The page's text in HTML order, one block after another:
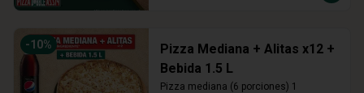
-10%
Pizza Mediana + Alitas x12 +
Bebida 1.5 L
Pizza mediana (6 porciones) 1